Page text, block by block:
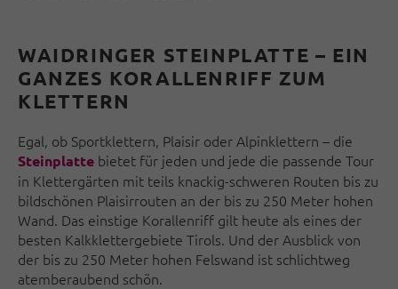
WAIDRINGER STEINPLATTE – EIN
GANZES KORALLENRIFF ZUM
KLETTERN
Egal, ob Sportklettern, Plaisir oder Alpinklettern – die
Steinplatte bietet für jeden und jede die passende Tour
in Klettergärten mit teils knackig-schweren Routen bis zu
bildschönen Plaisirrouten an der bis zu 250 Meter hohen
Wand. Das einstige Korallenriff gilt heute als eines der
besten Kalkklettergebiete Tirols. Und der Ausblick von
der bis zu 250 Meter hohen Felswand ist schlichtweg
atemberaubend schön.